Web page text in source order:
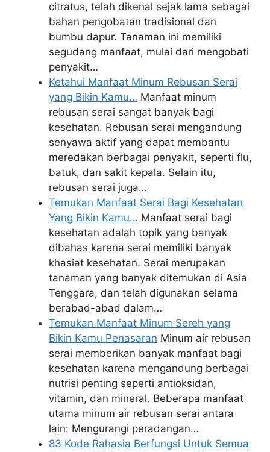
citratus, telah dikenal sejak lama sebagai
bahan pengobatan tradisional dan
bumbu dapur. Tanaman ini memiliki
segudang manfaat, mulai dari mengobati
penyakit…
Ketahui Manfaat Minum Rebusan Serai
yang Bikin Kamu… Manfaat minum
rebusan serai sangat banyak bagi
kesehatan. Rebusan serai mengandung
senyawa aktif yang dapat membantu
meredakan berbagai penyakit, seperti flu,
batuk, dan sakit kepala. Selain itu,
rebusan serai juga…
Temukan Manfaat Serai Bagi Kesehatan
Yang Bikin Kamu… Manfaat serai bagi
kesehatan adalah topik yang banyak
dibahas karena serai memiliki banyak
khasiat kesehatan. Serai merupakan
tanaman yang banyak ditemukan di Asia
Tenggara, dan telah digunakan selama
berabad-abad dalam…
Temukan Manfaat Minum Sereh yang
Bikin Kamu Penasaran Minum air rebusan
serai memberikan banyak manfaat bagi
kesehatan karena mengandung berbagai
nutrisi penting seperti antioksidan,
vitamin, dan mineral. Beberapa manfaat
utama minum air rebusan serai antara
lain: Mengurangi peradangan…
83 Kode Rahasia Berfungsi Untuk Semua